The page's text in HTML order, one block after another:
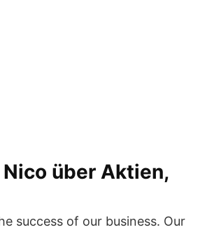
über Aktien,
success of our business. Our